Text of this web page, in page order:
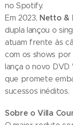
no Spotify.
Em 2023, Netto &
dupla lançou o
atuam frente às
com os shows
lança o novo DVD
que promete
sucessos inéditos.
Sobre o Villa